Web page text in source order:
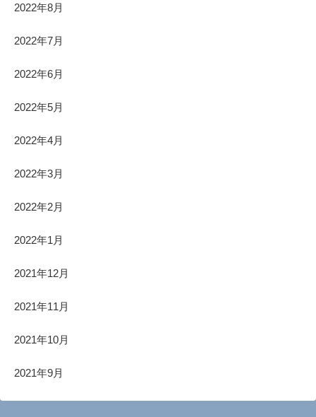
2022年8月
2022年7月
2022年6月
2022年5月
2022年4月
2022年3月
2022年2月
2022年1月
2021年12月
2021年11月
2021年10月
2021年9月